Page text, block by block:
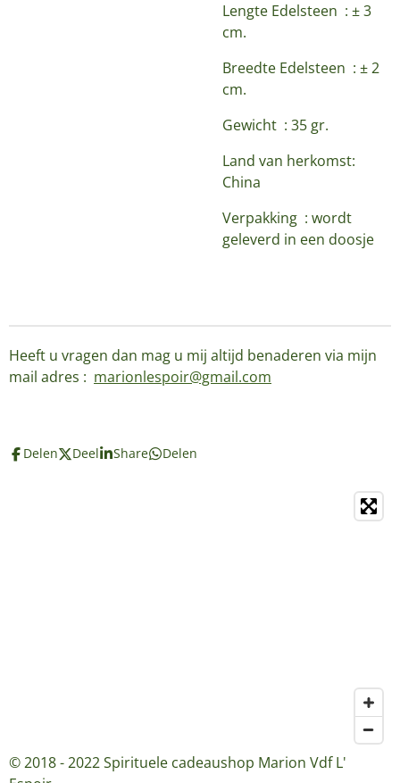
Lengte Edelsteen : ± 3
cm.
Breedte Edelsteen : ± 2
cm.
Gewicht : 35 gr.
Land van herkomst:
China
Verpakking : wordt
geleverd in een doosje
Heeft u vragen dan mag u mij altijd benaderen via mijn
mail adres : marionlespoir@gmail.com
Delen Deel Share Delen
© 2018 - 2022 Spirituele cadeaushop Marion Vdf L'